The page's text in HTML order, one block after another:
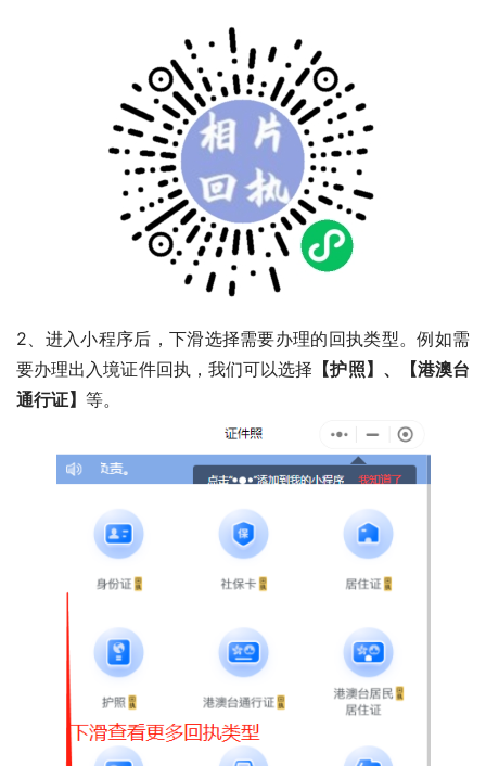
2、进入小程序后，下滑选择需要办理的回执类型。例如需
要办理出入境证件回执，我们可以选择 【护照】、【港澳台
通行证】 等。